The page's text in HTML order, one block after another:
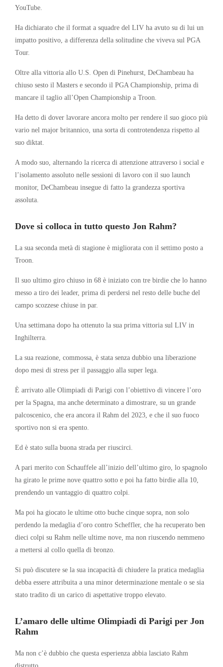
YouTube.
Ha dichiarato che il format a squadre del LIV ha avuto su di lui un
impatto positivo, a differenza della solitudine che viveva sul PGA
Tour.
Oltre alla vittoria allo U.S. Open di Pinehurst, DeChambeau ha
chiuso sesto il Masters e secondo il PGA Championship, prima di
mancare il taglio all’Open Championship a Troon.
Ha detto di dover lavorare ancora molto per rendere il suo gioco più
vario nel major britannico, una sorta di controtendenza rispetto al
suo diktat.
A modo suo, alternando la ricerca di attenzione attraverso i social e
l’isolamento assoluto nelle sessioni di lavoro con il suo launch
monitor, DeChambeau insegue di fatto la grandezza sportiva
assoluta.
Dove si colloca in tutto questo Jon Rahm?
La sua seconda metà di stagione è migliorata con il settimo posto a
Troon.
Il suo ultimo giro chiuso in 68 è iniziato con tre birdie che lo hanno
messo a tiro dei leader, prima di perdersi nel resto delle buche del
campo scozzese chiuse in par.
Una settimana dopo ha ottenuto la sua prima vittoria sul LIV in
Inghilterra.
La sua reazione, commossa, è stata senza dubbio una liberazione
dopo mesi di stress per il passaggio alla super lega.
È arrivato alle Olimpiadi di Parigi con l’obiettivo di vincere l’oro
per la Spagna, ma anche determinato a dimostrare, su un grande
palcoscenico, che era ancora il Rahm del 2023, e che il suo fuoco
sportivo non si era spento.
Ed è stato sulla buona strada per riuscirci.
A pari merito con Schauffele all’inizio dell’ultimo giro, lo spagnolo
ha girato le prime nove quattro sotto e poi ha fatto birdie alla 10,
prendendo un vantaggio di quattro colpi.
Ma poi ha giocato le ultime otto buche cinque sopra, non solo
perdendo la medaglia d’oro contro Scheffler, che ha recuperato ben
dieci colpi su Rahm nelle ultime nove, ma non riuscendo nemmeno
a mettersi al collo quella di bronzo.
Si può discutere se la sua incapacità di chiudere la pratica medaglia
debba essere attribuita a una minor determinazione mentale o se sia
stato tradito di un carico di aspettative troppo elevato.
L’amaro delle ultime Olimpiadi di Parigi per Jon
Rahm
Ma non c’è dubbio che questa esperienza abbia lasciato Rahm